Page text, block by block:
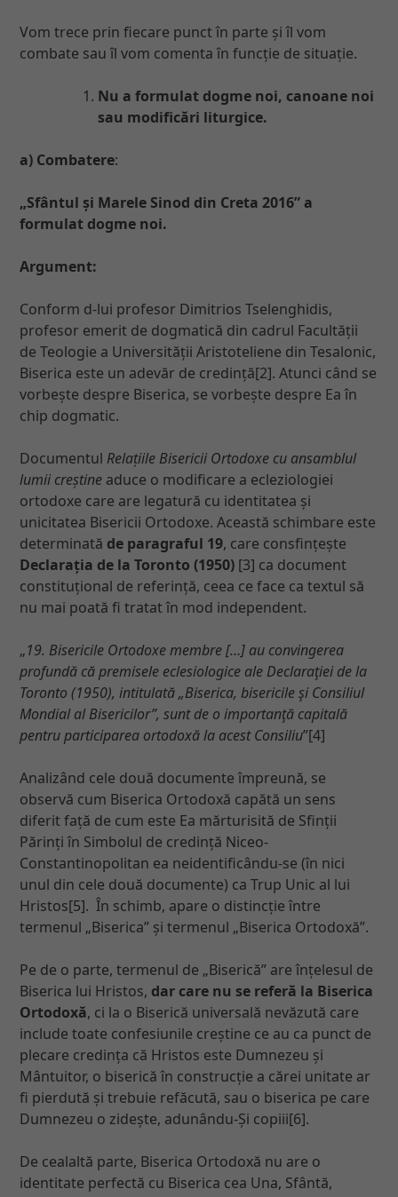
Vom trece prin fiecare punct în parte și îl vom
combate sau îl vom comenta în funcție de situație.
Nu a formulat dogme noi, canoane noi
sau modificări liturgice.
a) Combatere:
„Sfântul și Marele Sinod din Creta 2016” a
formulat dogme noi.
Argument:
Conform d-lui profesor Dimitrios Tselenghidis,
profesor emerit de dogmatică din cadrul Facultății
de Teologie a Universității Aristoteliene din Tesalonic,
Biserica este un adevăr de credință[2]. Atunci când se
vorbește despre Biserica, se vorbește despre Ea în
chip dogmatic.
Documentul Relațiile Bisericii Ortodoxe cu ansamblul
lumii creștine aduce o modificare a ecleziologiei
ortodoxe care are legatură cu identitatea și
unicitatea Bisericii Ortodoxe. Această schimbare este
determinată de paragraful 19, care consfințește
Declarația de la Toronto (1950) [3] ca document
constituțional de referință, ceea ce face ca textul să
nu mai poată fi tratat în mod independent.
„19. Bisericile Ortodoxe membre […] au convingerea
profundă că premisele eclesiologice ale Declaraţiei de la
Toronto (1950), intitulată „Biserica, bisericile şi Consiliul
Mondial al Bisericilor”, sunt de o importanţă capitală
pentru participarea ortodoxă la acest Consiliu”[4]
Analizând cele două documente împreună, se
observă cum Biserica Ortodoxă capătă un sens
diferit față de cum este Ea mărturisită de Sfinții
Părinți în Simbolul de credință Niceo-
Constantinopolitan ea neidentificându-se (în nici
unul din cele două documente) ca Trup Unic al lui
Hristos[5]. În schimb, apare o distincție între
termenul „Biserica” și termenul „Biserica Ortodoxă”.
Pe de o parte, termenul de „Biserică” are înțelesul de
Biserica lui Hristos, dar care nu se referă la Biserica
Ortodoxă, ci la o Biserică universală nevăzută care
include toate confesiunile creștine ce au ca punct de
plecare credința că Hristos este Dumnezeu și
Mântuitor, o biserică în construcție a cărei unitate ar
fi pierdută și trebuie refăcută, sau o biserica pe care
Dumnezeu o zidește, adunându-Și copiii[6].
De cealaltă parte, Biserica Ortodoxă nu are o
identitate perfectă cu Biserica cea Una, Sfântă,